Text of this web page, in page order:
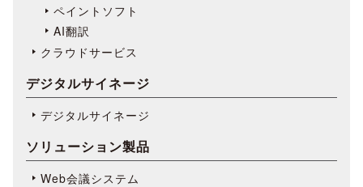
ペイントソフト
AI翻訳
クラウドサービス
デジタルサイネージ
デジタルサイネージ
ソリューション製品
Web会議システム